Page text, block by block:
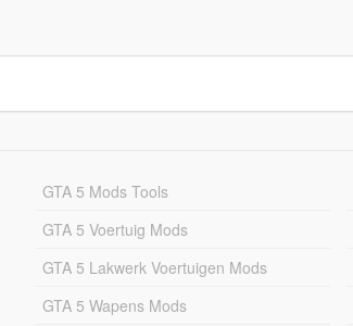
GTA 5 Mods Tools
GTA 5 Voertuig Mods
GTA 5 Lakwerk Voertuigen Mods
GTA 5 Wapens Mods